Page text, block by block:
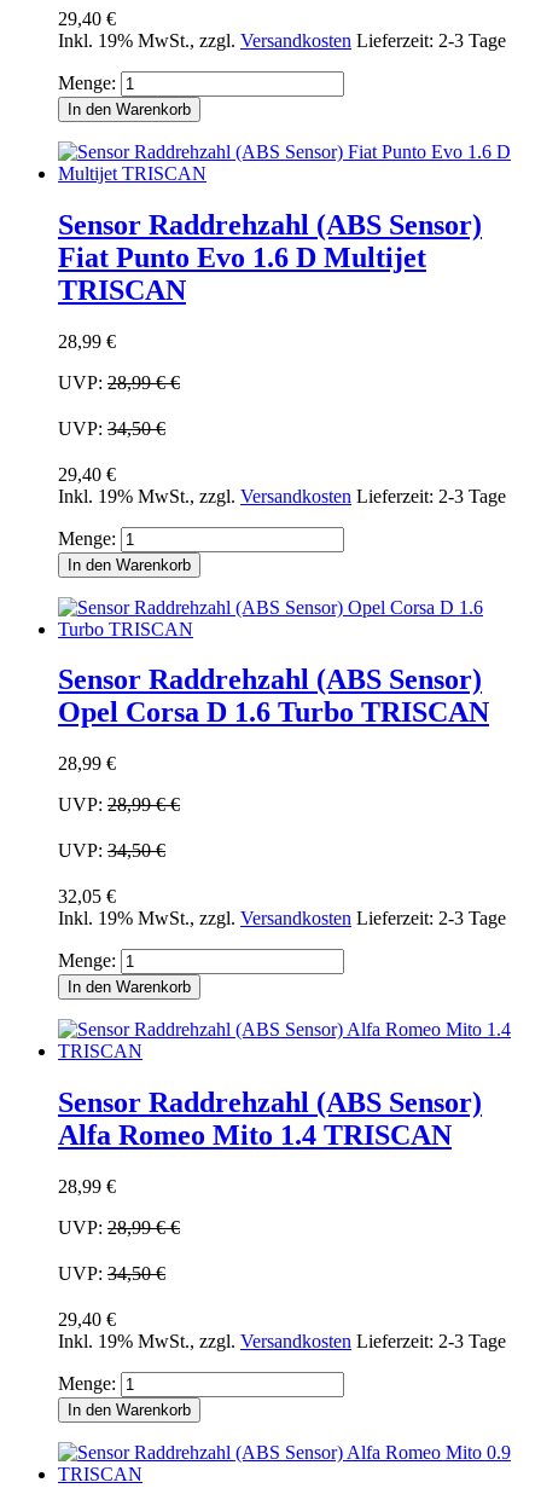
29,40 €
Inkl. 19% MwSt., zzgl. Versandkosten Lieferzeit: 2-3 Tage
Menge:
In den Warenkorb
Sensor Raddrehzahl (ABS Sensor)
Fiat Punto Evo 1.6 D Multijet
TRISCAN
28,99 €
UVP: 28,99 €€
UVP: 34,50 €
29,40 €
Inkl. 19% MwSt., zzgl. Versandkosten Lieferzeit: 2-3 Tage
Menge:
In den Warenkorb
Sensor Raddrehzahl (ABS Sensor)
Opel Corsa D 1.6 Turbo TRISCAN
28,99 €
UVP: 28,99 €€
UVP: 34,50 €
32,05 €
Inkl. 19% MwSt., zzgl. Versandkosten Lieferzeit: 2-3 Tage
Menge:
In den Warenkorb
Sensor Raddrehzahl (ABS Sensor)
Alfa Romeo Mito 1.4 TRISCAN
28,99 €
UVP: 28,99 €€
UVP: 34,50 €
29,40 €
Inkl. 19% MwSt., zzgl. Versandkosten Lieferzeit: 2-3 Tage
Menge:
In den Warenkorb